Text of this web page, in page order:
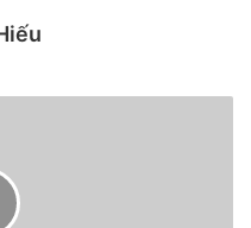
có nhiều
màu sắc mới
Máy vẫn sẽ có tổng thể
Apple với các viền màn